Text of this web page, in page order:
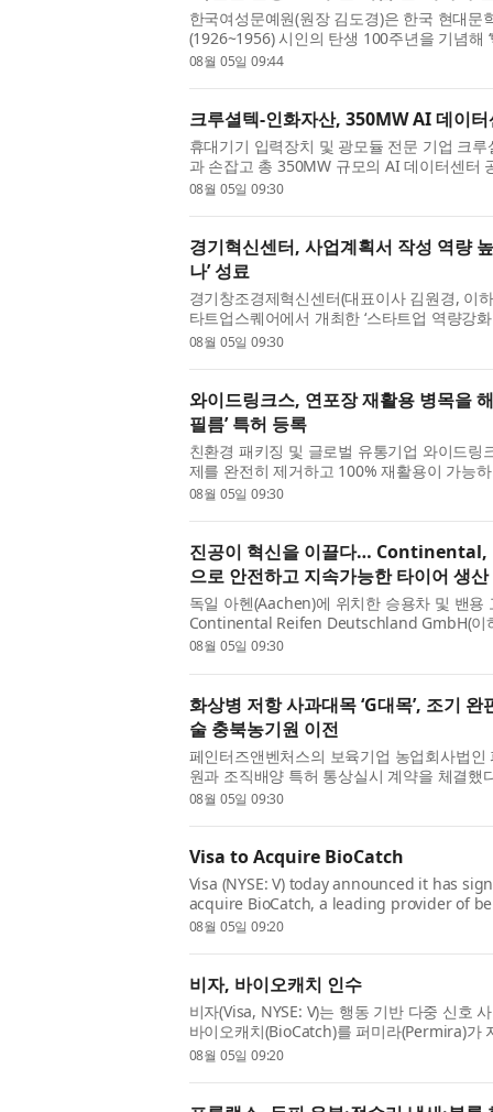
한국여성문예원(원장 김도경)은 한국 현대문
(1926~1956) 시인의 탄생 100주년을 기념해
다 문학 교류 사업’을 8월부터 11월까지 본
08월 05일 09:44
크루셜텍-인화자산, 350MW AI 데이
휴대기기 입력장치 및 광모듈 전문 기업 크
과 손잡고 총 350MW 규모의 AI 데이터센터
난 7월 30일 본사 회의실에서 인화자산과
08월 05일 09:30
경기혁신센터, 사업계획서 작성 역량
나’ 성료
경기창조경제혁신센터(대표이사 김원경, 이
타트업스퀘어에서 개최한 ‘스타트업 역량강
밝혔다. 이번 세미나는 예비·초기 창업자의
08월 05일 09:30
와이드링크스, 연포장 재활용 병목을
필름’ 특허 등록
친환경 패키징 및 글로벌 유통기업 와이드링
제를 완전히 제거하고 100% 재활용이 가능
패키징 필름, 이의 제조방법 및 상기 필름을
08월 05일 09:30
진공이 혁신을 이끌다… Continental,
으로 안전하고 지속가능한 타이어 생산
독일 아헨(Aachen)에 위치한 승용차 및 밴용
Continental Reifen Deutschland GmbH(이
중 텍스타일 절단기(Textile Cutting
08월 05일 09:30
화상병 저항 사과대목 ‘G대목’, 조기
술 충북농기원 이전
페인터즈앤벤처스의 보육기업 농업회사법
원과 조직배양 특허 통상실시 계약을 체결했
항성 사과대목 기내 대량증식 배양 방법’에
08월 05일 09:30
Visa to Acquire BioCatch
Visa (NYSE: V) today announced it has
acquire BioCatch, a leading provider of
intelligence, from funds advised by
08월 05일 09:20
비자, 바이오캐치 인수
비자(Visa, NYSE: V)는 행동 기반 다중 신호
바이오캐치(BioCatch)를 퍼미라(Permira)가
터 현금 24억달러에 인수하기 위한 최종 계
08월 05일 09:20